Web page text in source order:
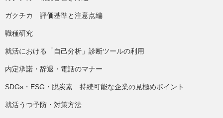
ガクチカ 評価基準と注意点編
職種研究
就活における「自己分析」診断ツールの利用
内定承諾・辞退・電話のマナー
SDGs・ESG・脱炭素 持続可能な企業の見極めポイント
就活うつ予防・対策方法